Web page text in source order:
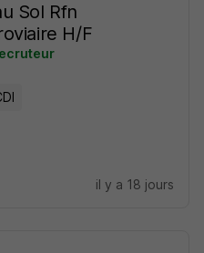
Sol Rfn
H/F
il y a 18 jours